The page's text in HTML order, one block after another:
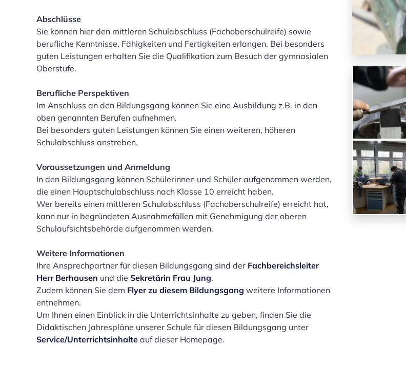
Abschlüsse
Sie können hier den mittleren Schulabschluss (Fachoberschulreife) sowie
berufliche Kenntnisse, Fähigkeiten und Fertigkeiten erlangen. Bei besonders
guten Leistungen erhalten Sie die Qualifikation zum Besuch der gymnasialen
Oberstufe.
Berufliche Perspektiven
Im Anschluss an den Bildungsgang können Sie eine Ausbildung z.B. in den
oben genannten Berufen aufnehmen.
Bei besonders guten Leistungen können Sie einen weiteren, höheren
Schulabschluss anstreben.
Voraussetzungen und Anmeldung
In den Bildungsgang können Schülerinnen und Schüler aufgenommen werden,
die einen Hauptschulabschluss nach Klasse 10 erreicht haben.
Wer bereits einen mittleren Schulabschluss (Fachoberschulreife) erreicht hat,
kann nur in begründeten Ausnahmefällen mit Genehmigung der oberen
Schulaufsichtsbehörde aufgenommen werden.
Weitere Informationen
Ihre Ansprechpartner für diesen Bildungsgang sind der Fachbereichsleiter
Herr Berhausen und die Sekretärin Frau Jung.
Zudem können Sie dem Flyer zu diesem Bildungsgang weitere Informationen
entnehmen.
Um Ihnen einen Einblick in die Unterrichtsinhalte zu geben, finden Sie die
Didaktischen Jahrespläne unserer Schule für diesen Bildungsgang unter
Service/Unterrichtsinhalte auf dieser Homepage.